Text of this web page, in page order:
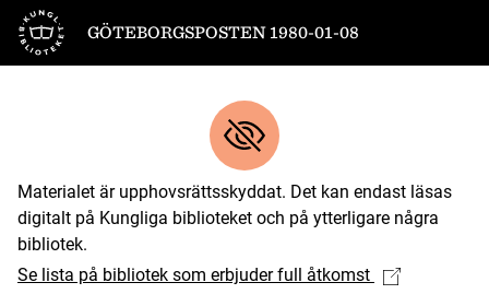
Till startsidan
GÖTEBORGSPOSTEN 1980-01-08
Materialet är upphovsrättsskyddat. Det kan endast läsas
digitalt på Kungliga biblioteket och på ytterligare några
bibliotek.
Se lista på bibliotek som erbjuder full åtkomst